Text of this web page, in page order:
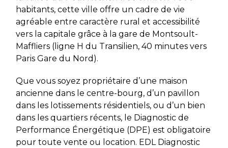
habitants, cette ville offre un cadre de vie
agréable entre caractère rural et accessibilité
vers la capitale grâce à la gare de Montsoult-
Maffliers (ligne H du Transilien, 40 minutes vers
Paris Gare du Nord).
Que vous soyez propriétaire d’une maison
ancienne dans le centre-bourg, d’un pavillon
dans les lotissements résidentiels, ou d’un bien
dans les quartiers récents, le Diagnostic de
Performance Énergétique (DPE) est obligatoire
pour toute vente ou location. EDL Diagnostic